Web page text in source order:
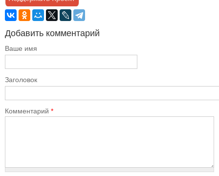
Добавить комментарий
Ваше имя
Заголовок
Комментарий *